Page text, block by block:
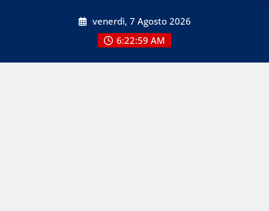
venerdì, 7 Agosto 2026
6:22:59 AM